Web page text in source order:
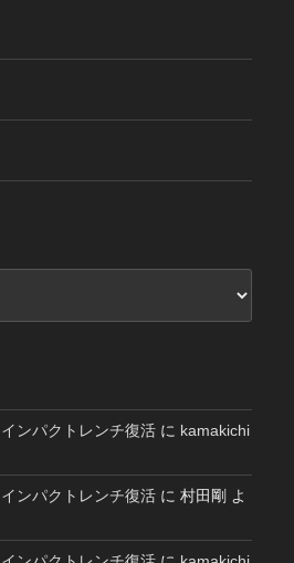
ンパクトレンチ復活に kamakichi
ンパクトレンチ復活に 村田剛よ